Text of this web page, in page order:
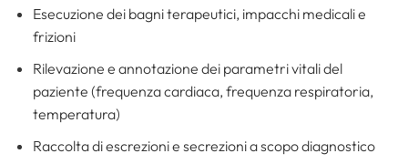
Esecuzione dei bagni terapeutici, impacchi medicali e
frizioni
Rilevazione e annotazione dei parametri vitali del
paziente (frequenza cardiaca, frequenza respiratoria,
temperatura)
Raccolta di escrezioni e secrezioni a scopo diagnostico